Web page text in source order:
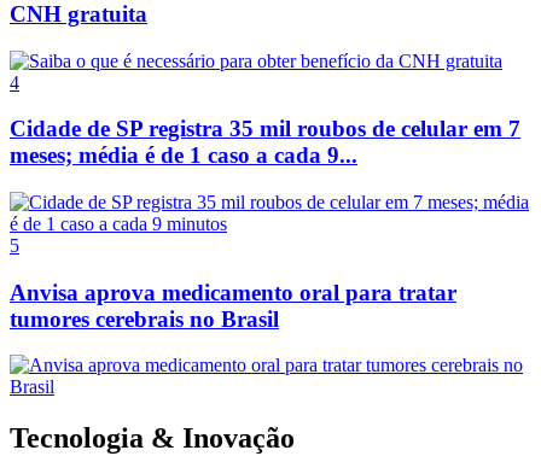
CNH gratuita
4
Cidade de SP registra 35 mil roubos de celular em 7
meses; média é de 1 caso a cada 9...
5
Anvisa aprova medicamento oral para tratar
tumores cerebrais no Brasil
Tecnologia & Inovação